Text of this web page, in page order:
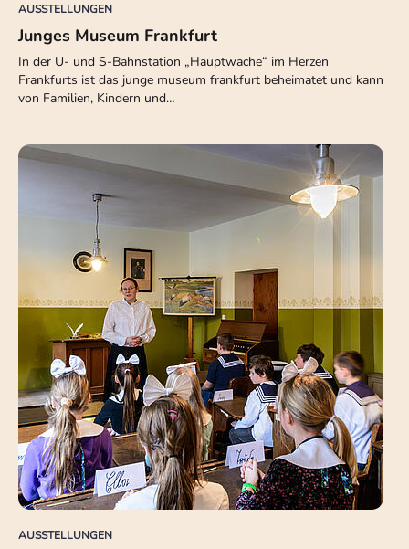
AUSSTELLUNGEN
Junges Museum Frankfurt
In der U- und S-Bahnstation „Hauptwache“ im Herzen
Frankfurts ist das junge museum frankfurt beheimatet und kann
von Familien, Kindern und…
AUSSTELLUNGEN